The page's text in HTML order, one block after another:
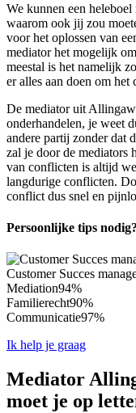
We kunnen een
waarom ook jij zou
voor het oplossen van
mediator het mogelijk
meestal is het namelijk
er alles aan doen om
De mediator uit
onderhandelen, je weet
andere partij zonder dat
zal je door de mediators
van conflicten is altijd
langdurige conflicten.
conflict dus snel en
Persoonlijke tips nodig?
Customer Succes
Mediation94%
Familierecht90%
Communicatie97%
Ik help je graag
Mediator
moet je op